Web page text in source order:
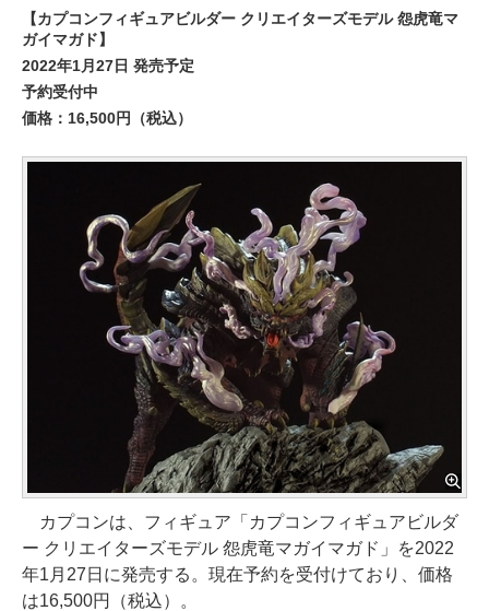
【カプコンフィギュアビルダー クリエイターズモデル 怨虎竜マ
ガイマガド】
2022年1月27日 発売予定
予約受付中
価格：16,500円（税込）
カプコンは、フィギュア「カプコンフィギュアビルダ
ー クリエイターズモデル 怨虎竜マガイマガド」を2022
年1月27日に発売する。現在予約を受付けており、価格
は16,500円（税込）。